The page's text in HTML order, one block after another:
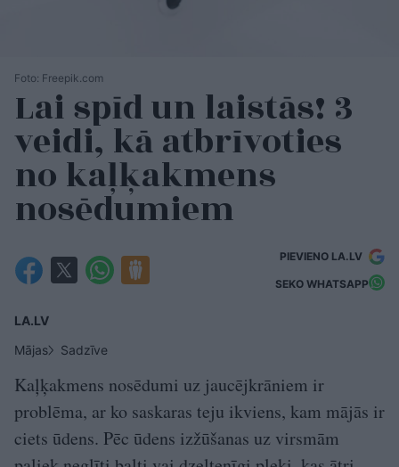
Foto: Freepik.com
Lai spīd un laistās! 3
veidi, kā atbrīvoties
no kaļķakmens
nosēdumiem
PIEVIENO LA.LV
SEKO WHATSAPP
LA.LV
Mājas
Sadzīve
Kaļķakmens nosēdumi uz jaucējkrāniem ir
problēma, ar ko saskaras teju ikviens, kam mājās ir
ciets ūdens. Pēc ūdens izžūšanas uz virsmām